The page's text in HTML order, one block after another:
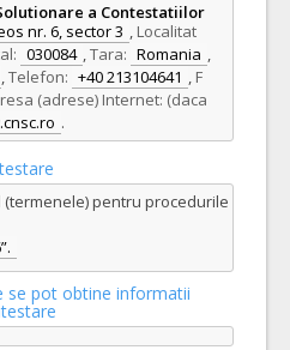
a Contestatiilor
nr. 6, sector 3 , Localitat
030084 ,Tara: Romania ,
,Telefon: +40 213104641 , F
(adrese) Internet: (daca
.
pentru procedurile
se pot obtine informatii